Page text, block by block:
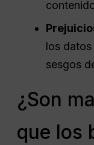
los
sesgos
¿Son
que los